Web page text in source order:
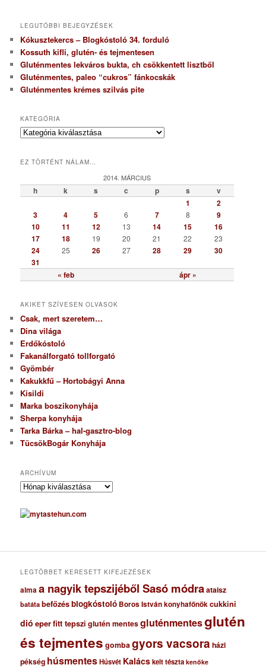
LEGUTÓBBI BEJEGYZÉSEK
Kókusztekercs – Blogkóstoló 34. forduló
Kossuth kifli, glutén- és tejmentesen
Gluténmentes lekváros bukta, ch csökkentett lisztből
Gluténmentes, paleo “cukros” fánkocskák
Gluténmentes krémes szilvás pite
KATEGÓRIA
K
e
ó
r
EZ TÖRTÉNT NÁLAM…
2014. MÁRCIUS
h k s c p s v
« feb ápr »
1
2
3
4 5 6 7 8
9
10
11 12 13 14 15
16
17
18 19 20 21 22 23
24 25 26 27 28 29
30
31
AKIKET SZÍVESEN OLVASOK
Csak, mert szeretem…
Dina világa
Erdőkóstoló
Fakanálforgató tollforgató
Gyömbér
Kakukkfű – Hortobágyi Anna
Kisildi
Marka boszikonyhája
Sherpa konyhája
Tarka Bárka – hal-gasztro-blog
TücsökBogár Konyhája
ARCHÍVUM
A
c
h
u
LEGTÖBBET KERESETT KIFEJEZÉSEK
almaa nagyik tepszijéből Sasó módraataisz
batáta befőzésblogkóstoló Boros István konyhafőnökcukkini
dió eperfitt tepszi glutén mentesgluténmentesglutén
és tejmentes gombagyors vacsora házi
pékség húsmentesHúsvét Kalácskelt tészta kenőke